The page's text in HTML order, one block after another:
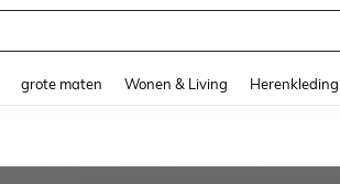
grote maten Wonen & Living Herenkleding